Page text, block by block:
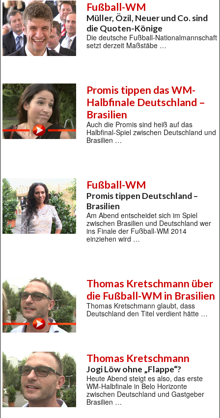
Fußball-WM
Müller, Özil, Neuer und Co. sind
die Quoten-Könige
Die deutsche Fußball-Nationalmannschaft
setzt derzeit Maßstäbe …
Promis tippen das WM-
Halbfinale Deutschland –
Brasilien
Auch die Promis sind heiß auf das
Halbfinal-Spiel zwischen Deutschland und
Brasilien …
Fußball-WM
Promis tippen Deutschland –
Brasilien
Am Abend entscheidet sich im Spiel
zwischen Brasilien und Deutschland wer
ins Finale der Fußball-WM 2014
einziehen wird …
Thomas Kretschmann über
die Fußball-WM in Brasilien
Thomas Kretschmann glaubt, dass
Deutschland den Titel verdient hätte …
Thomas Kretschmann
Jogi Löw ohne „Flappe“?
Heute Abend steigt es also, das erste
WM-Halbfinale in Belo Horizonte
zwischen Deutschland und Gastgeber
Brasilien …